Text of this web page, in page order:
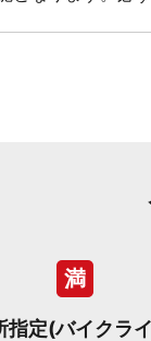
満
指定(バイクラ